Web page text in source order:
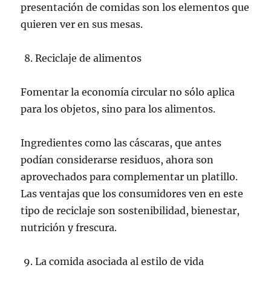
presentación de comidas son los elementos que
quieren ver en sus mesas.
Reciclaje de alimentos
Fomentar la economía circular no sólo aplica
para los objetos, sino para los alimentos.
Ingredientes como las cáscaras, que antes
podían considerarse residuos, ahora son
aprovechados para complementar un platillo.
Las ventajas que los consumidores ven en este
tipo de reciclaje son sostenibilidad, bienestar,
nutrición y frescura.
La comida asociada al estilo de vida